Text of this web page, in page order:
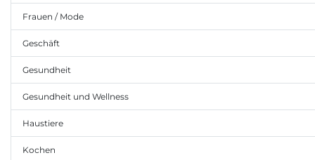
Frauen / Mode
Geschäft
Gesundheit
Gesundheit und Wellness
Haustiere
Kochen